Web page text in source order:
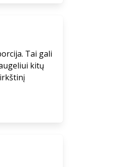
Tai gali
kitų